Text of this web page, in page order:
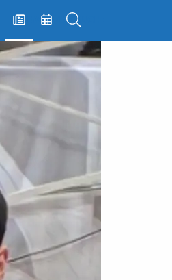
NEWSEVENTSSUCHE